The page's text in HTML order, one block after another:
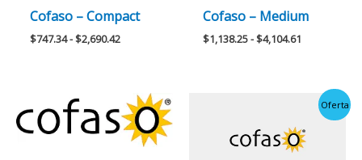
Cofaso – Compact
$747.34-$2,690.42
Cofaso – Medium
$1,138.25-$4,104.61
Oferta
Rango
precios:
desde
$459.90